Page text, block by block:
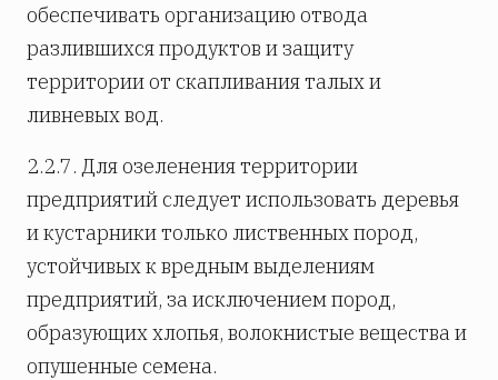
обеспечивать организацию отвода
разлившихся продуктов и защиту
территории от скапливания талых и
ливневых вод.
2.2.7. Для озеленения территории
предприятий следует использовать деревья
и кустарники только лиственных пород,
устойчивых к вредным выделениям
предприятий, за исключением пород,
образующих хлопья, волокнистые вещества и
опушенные семена.